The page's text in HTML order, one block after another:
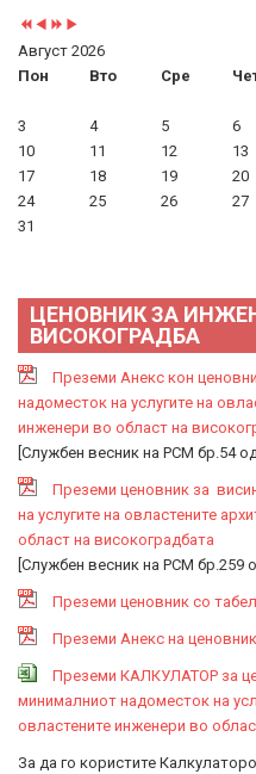
Август 2026
Пон
Вто Сре
3
4 5 6
10
11 12 13
17
18 19 20
24
25 26 27
31
ЦЕНОВНИК ЗА
ВИСОКОГРАДБА
Преземи Анекс кон
надоместок на услугите на
инженери во област на
[Службен весник на РСМ бр.54
Преземи ценовник за
на услугите на овластените
област на високоградбата
[Службен весник на РСМ бр.259
Преземи ценовник со
Преземи Анекс на
Преземи КАЛКУЛАТОР за
минималниот надоместок на
овластените инженери во
За да го користите